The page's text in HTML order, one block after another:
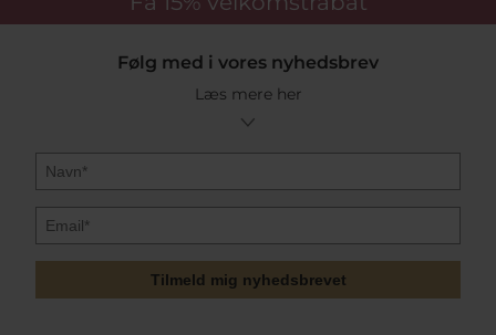
Følg med i vores nyhedsbrev
Læs mere her
Tilmeld mig nyhedsbrevet